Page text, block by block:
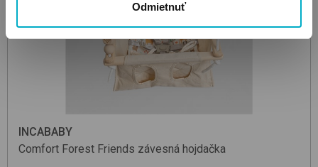
Odmietnuť
INCABABY
Comfort Forest Friends závesná hojdačka